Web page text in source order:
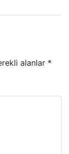
alanlar *